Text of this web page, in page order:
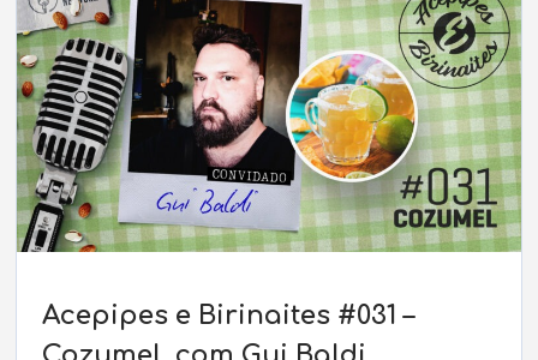
Acepipes e Birinaites #031 –